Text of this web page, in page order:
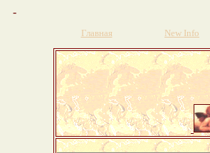
-
Главная New Info